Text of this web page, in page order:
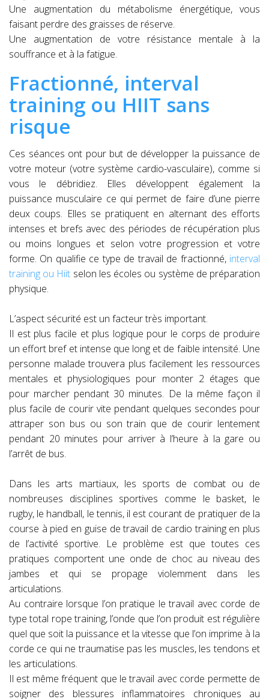
Une augmentation du métabolisme énergétique, vous
faisant perdre des graisses de réserve.
Une augmentation de votre résistance mentale à la
souffrance et à la fatigue.
Fractionné, interval
training ou HIIT sans
risque
Ces séances ont pour but de développer la puissance de
votre moteur (votre système cardio-vasculaire), comme si
vous le débridiez. Elles développent également la
puissance musculaire ce qui permet de faire d’une pierre
deux coups. Elles se pratiquent en alternant des efforts
intenses et brefs avec des périodes de récupération plus
ou moins longues et selon votre progression et votre
forme. On qualifie ce type de travail de fractionné, interval
training ou Hiit selon les écoles ou système de préparation
physique.
L’aspect sécurité est un facteur très important.
Il est plus facile et plus logique pour le corps de produire
un effort bref et intense que long et de faible intensité. Une
personne malade trouvera plus facilement les ressources
mentales et physiologiques pour monter 2 étages que
pour marcher pendant 30 minutes. De la même façon il
plus facile de courir vite pendant quelques secondes pour
attraper son bus ou son train que de courir lentement
pendant 20 minutes pour arriver à l’heure à la gare ou
l’arrêt de bus.
Dans les arts martiaux, les sports de combat ou de
nombreuses disciplines sportives comme le basket, le
rugby, le handball, le tennis, il est courant de pratiquer de la
course à pied en guise de travail de cardio training en plus
de l’activité sportive. Le problème est que toutes ces
pratiques comportent une onde de choc au niveau des
jambes et qui se propage violemment dans les
articulations.
Au contraire lorsque l’on pratique le travail avec corde de
type total rope training, l’onde que l’on produit est régulière
quel que soit la puissance et la vitesse que l’on imprime à la
corde ce qui ne traumatise pas les muscles, les tendons et
les articulations.
Il est même fréquent que le travail avec corde permette de
soigner des blessures inflammatoires chroniques au